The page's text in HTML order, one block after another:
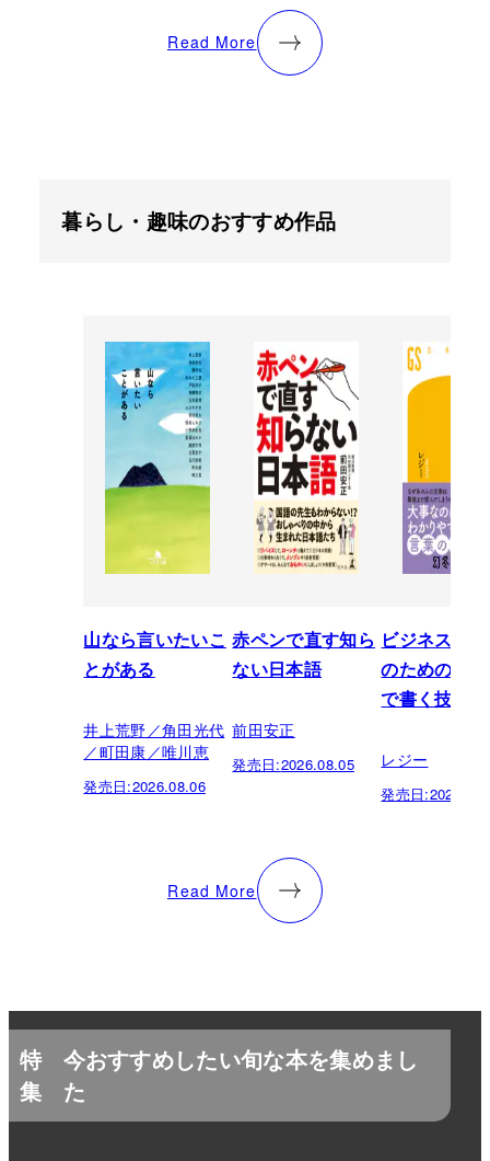
Read More
暮らし・趣味のおすすめ作品
山なら言いたいこ
とがある
井上荒野／角田光代
／町田康／唯川恵
発売日:2026.08.06
赤ペンで直す知ら
ない日本語
前田安正
発売日:2026.08.05
ビジネスパ
のための「
で書く技術
レジー
発売日:
Read More
特
集
今おすすめしたい旬な本を集めまし
た